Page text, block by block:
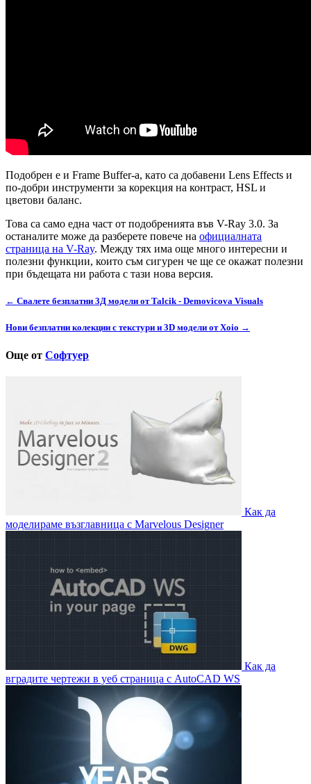
Подобрен е и Frame Buffer-а, като са добавени Lens Effects и
по-добри инструменти за корекция на контраст, HSL и
цветови баланс.
Това са само една част от подобренията във V-Ray 3.0. За
останалите може да разберете повече на официалната
страница на V-Ray. Между тях има още много интересни и
полезни функции, които съм сигурен че ще се окажат полезни
при бъдещата ни работа с тази нова версия.
← Свалете безплатни 3Д модели от Talcik - Demovicova Visuals
Нови безплатни колекции с текстури и 3D модели от Xoio →
Още от Софтуер
Как да
моделираме възглавница с Marvelous Designer
Как да
вградите чертежи в уеб страница с AutoCAD WS